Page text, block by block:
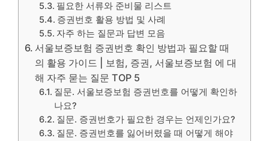
필요한 서류와 준비물 리스트
증권번호 활용 방법 및 사례
자주 하는 질문과 답변 모음
서울보증보험 증권번호 확인 방법과 필요할 때
의 활용 가이드 | 보험, 증권, 서울보증보험 에 대
해 자주 묻는 질문 TOP 5
질문. 서울보증보험 증권번호를 어떻게 확인하
나요?
질문. 증권번호가 필요한 경우는 언제인가요?
질문. 증권번호를 잃어버렸을 때 어떻게 해야